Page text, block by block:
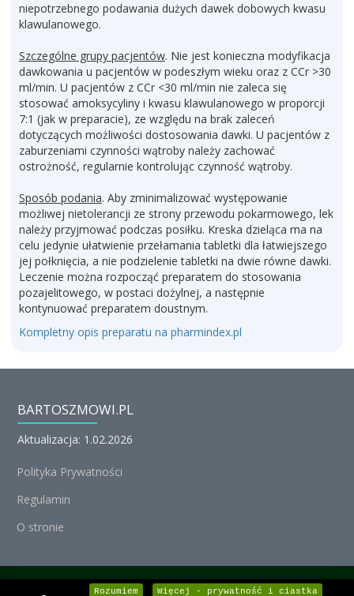
niepotrzebnego podawania dużych dawek dobowych kwasu
klawulanowego.
Szczególne grupy pacjentów. Nie jest konieczna modyfikacja
dawkowania u pacjentów w podeszłym wieku oraz z CCr >30
ml/min. U pacjentów z CCr <30 ml/min nie zaleca się
stosować amoksycyliny i kwasu klawulanowego w proporcji
7:1 (jak w preparacie), ze względu na brak zaleceń
dotyczących możliwości dostosowania dawki. U pacjentów z
zaburzeniami czynności wątroby należy zachować
ostrożność, regularnie kontrolując czynność wątroby.
Sposób podania. Aby zminimalizować występowanie
możliwej nietolerancji ze strony przewodu pokarmowego, lek
należy przyjmować podczas posiłku. Kreska dzieląca ma na
celu jedynie ułatwienie przełamania tabletki dla łatwiejszego
jej połknięcia, a nie podzielenie tabletki na dwie równe dawki.
Leczenie można rozpocząć preparatem do stosowania
pozajelitowego, w postaci dożylnej, a następnie
kontynuować preparatem doustnym.
Kompletny opis preparatu na pharmindex.pl
BARTOSZMOWI.PL
Aktualizacja: 1.02.2026
Polityka Prywatności
Regulamin
O stronie
© Michał Nedoszytko 2026, Wszystkie prawa zastrzeżone.
Rozumiem Więcej - prywatność i ciastka